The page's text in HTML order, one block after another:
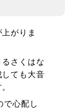
がりま
さくはな
ても大音
で心配し